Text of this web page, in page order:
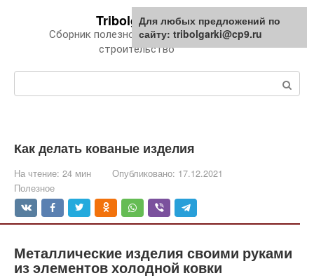
Tribolgarki.ru
Сборник полезной информации про
строительство
Как делать кованые изделия
На чтение: 24 мин Опубликовано: 17.12.2021
Полезное
Металлические изделия своими руками
из элементов холодной ковки
Для любых предложений по
сайту: tribolgarki@cp9.ru